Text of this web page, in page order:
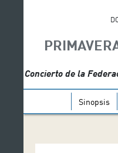
Concierto de la
Sinopsis